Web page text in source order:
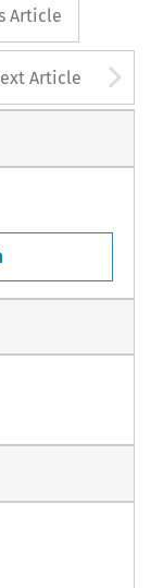
button
Article
Article